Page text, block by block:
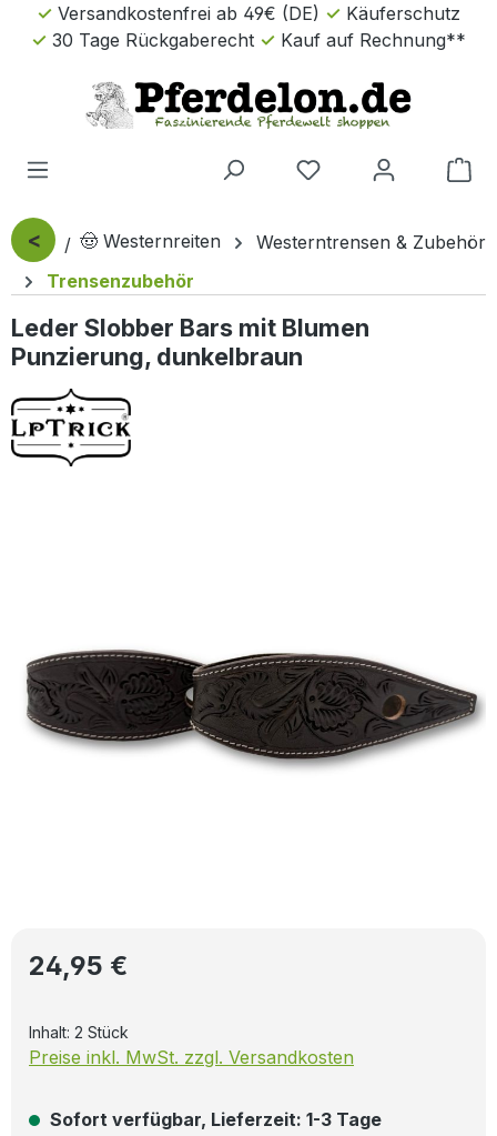
Zum Hauptinhalt springen
Versandkostenfrei ab 49€ (DE)
Käuferschutz
30 Tage Rückgaberecht
Kauf auf Rechnung**
< 🤠 Westernreiten
Westerntrensen & Zubehör
Trensenzubehör
Leder Slobber Bars mit Blumen
Punzierung, dunkelbraun
Regulärer Preis:
24,95 €
Inhalt: 2 Stück
Preise inkl. MwSt. zzgl. Versandkosten
Sofort verfügbar, Lieferzeit: 1-3 Tage